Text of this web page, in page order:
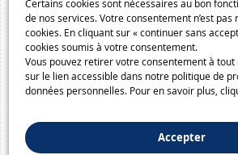
Certains cookies sont nécessaires au bon
de nos services. Votre consentement n’est pas
cookies. En cliquant sur « continuer sans
cookies soumis à votre consentement.
Vous pouvez retirer votre consentement à
sur le lien accessible dans notre politique de
données personnelles. Pour en savoir plus,
Accepter